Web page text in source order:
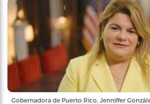
Gobernadora de Puerto Rico, Jenniffer